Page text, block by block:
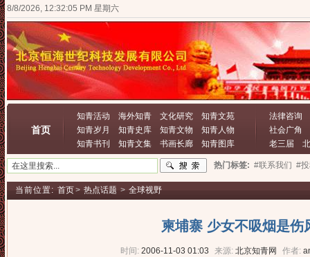
8/8/2026, 12:32:05 PM 星期六
首页
知青活动 海外知青 文化研究
知青文苑
知青岁月
知青史库 知青文物
知青人物
知青书刊
知青文集 书画长廊 知青图库
法律咨询
社会广角
老三届
热门标签: #联系我们 #
当前位置: 首页> 热点话题 > 全球视野
柬埔寨 少女不吸烟是伤
时间: 2006-11-03 01:03 来源: 北京知青网 作者: